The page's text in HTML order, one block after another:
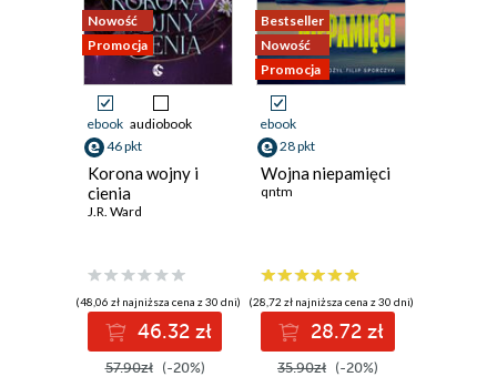
Nowość
Promocja
ebook audiobook
46 pkt
Korona wojny i
cienia
J.R. Ward
(48,06 zł najniższa cena z 30 dni)
46.32 zł
57.90zł (-20%)
Bestseller
Nowość
Promocja
ebook
28 pkt
Wojna niepamięci
qntm
(28,72 zł najniższa cena z 30 dni)
28.72 zł
35.90zł (-20%)